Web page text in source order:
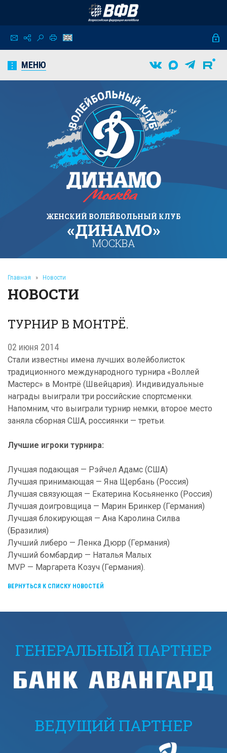
МЕНЮ
ЖЕНСКИЙ ВОЛЕЙБОЛЬНЫЙ КЛУБ
«ДИНАМО»
МОСКВА
Главная » Новости
НОВОСТИ
ТУРНИР В МОНТРЁ.
02 июня 2014
Стали известны имена лучших волейболисток
традиционного международного турнира «Воллей
Мастерс» в Монтрё (Швейцария). Индивидуальные
награды выиграли три российские спортсменки.
Напомним, что выиграли турнир немки, второе место
заняла сборная США, россиянки — третьи.
Лучшие игроки турнира:
Лучшая подающая — Рэйчел Адамс (США)
Лучшая принимающая — Яна Щербань (Россия)
Лучшая связующая — Екатерина Косьяненко (Россия)
Лучшая доигровщица — Марин Бринкер (Германия)
Лучшая блокирующая — Ана Каролина Силва
(Бразилия)
Лучший либеро — Ленка Дюрр (Германия)
Лучший бомбардир — Наталья Малых
MVP — Маргарета Козуч (Германия).
ВЕРНУТЬСЯ К СПИСКУ НОВОСТЕЙ
ГЕНЕРАЛЬНЫЙ ПАРТНЕР
ВЕДУЩИЙ ПАРТНЕР